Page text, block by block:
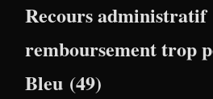
Recours administratif
remboursement trop
Bleu (49)